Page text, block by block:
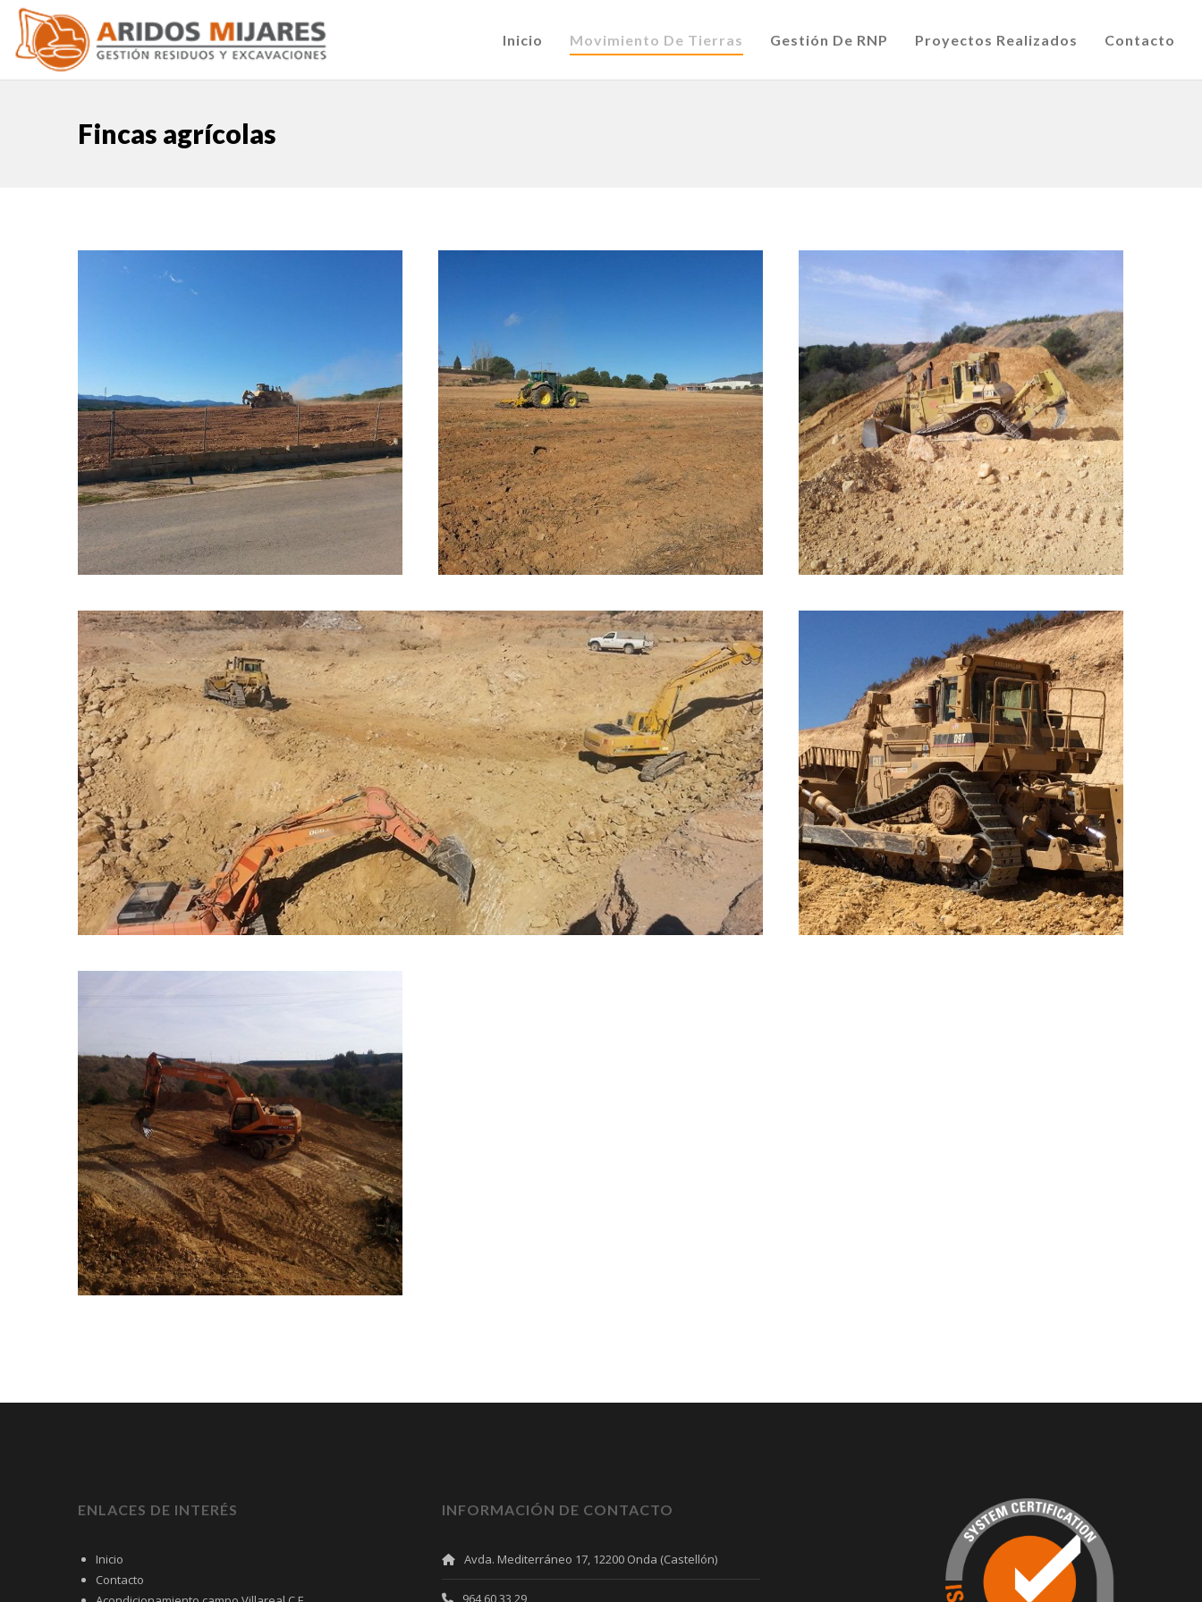
Inicio Movimiento De Tierras Gestión De RNP Proyectos Realizados Contacto
Fincas agrícolas
ENLACES DE INTERÉS
Inicio
Contacto
INFORMACIÓN DE CONTACTO
Avda. Mediterráneo 17, 12200 Onda (Castellón)
964 60 33 29